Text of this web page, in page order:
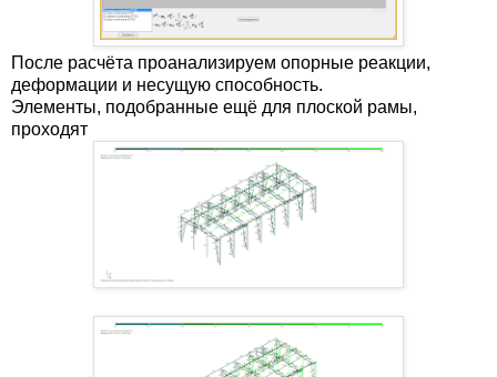
После расчёта проанализируем опорные реакции,
деформации и несущую способность.
Элементы, подобранные ещё для плоской рамы,
проходят